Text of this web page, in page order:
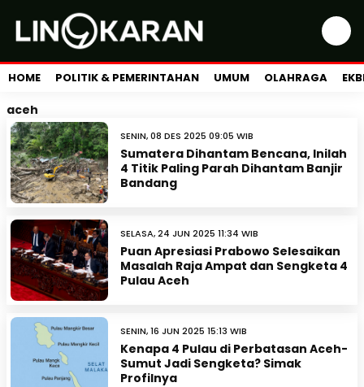
HOME POLITIK & PEMERINTAHAN UMUM OLAHRAGA
aceh
SENIN, 08 DES 2025 09:05 WIB
Sumatera Dihantam Bencana, Inilah
4 Titik Paling Parah Dihantam Banjir
Bandang
SELASA, 24 JUN 2025 11:34 WIB
Puan Apresiasi Prabowo Selesaikan
Masalah Raja Ampat dan Sengketa 4
Pulau Aceh
SENIN, 16 JUN 2025 15:13 WIB
Kenapa 4 Pulau di Perbatasan Aceh-
Sumut Jadi Sengketa? Simak
Profilnya